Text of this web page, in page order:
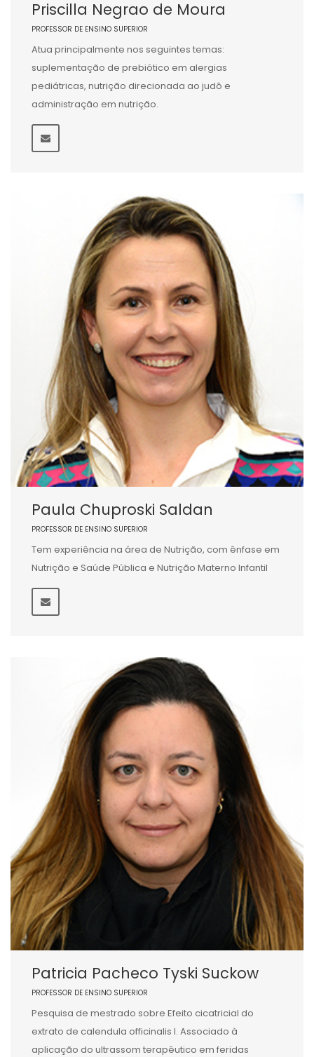
Priscilla Negrao de Moura
PROFESSOR DE ENSINO SUPERIOR
Atua principalmente nos seguintes temas:
suplementação de prebiótico em alergias
pediátricas, nutrição direcionada ao judô e
administração em nutrição.
Paula Chuproski Saldan
PROFESSOR DE ENSINO SUPERIOR
Tem experiência na área de Nutrição, com ênfase em
Nutrição e Saúde Pública e Nutrição Materno Infantil
Patricia Pacheco Tyski Suckow
PROFESSOR DE ENSINO SUPERIOR
Pesquisa de mestrado sobre Efeito cicatricial do
extrato de calendula officinalis l. Associado à
aplicação do ultrassom terapêutico em feridas